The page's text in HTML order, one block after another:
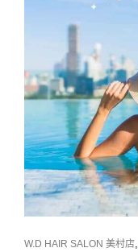
CAT
W.D HAIR SALON 美村店,